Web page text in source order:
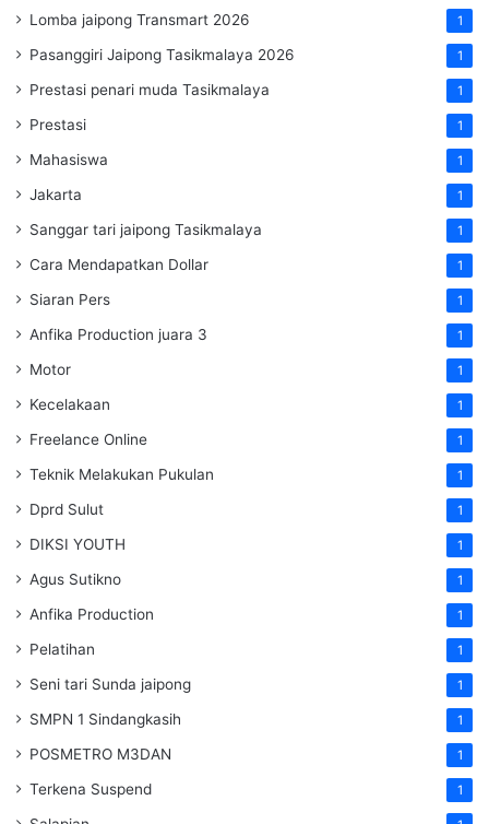
Lomba jaipong Transmart 2026 1
Pasanggiri Jaipong Tasikmalaya 2026 1
Prestasi penari muda Tasikmalaya 1
Prestasi 1
Mahasiswa 1
Jakarta 1
Sanggar tari jaipong Tasikmalaya 1
Cara Mendapatkan Dollar 1
Siaran Pers 1
Anfika Production juara 3 1
Motor 1
Kecelakaan 1
Freelance Online 1
Teknik Melakukan Pukulan 1
Dprd Sulut 1
DIKSI YOUTH 1
Agus Sutikno 1
Anfika Production 1
Pelatihan 1
Seni tari Sunda jaipong 1
SMPN 1 Sindangkasih 1
POSMETRO M3DAN 1
Terkena Suspend 1